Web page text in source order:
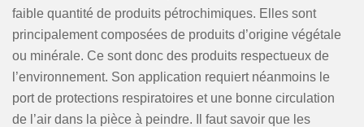
faible quantité de produits pétrochimiques. Elles sont
principalement composées de produits d’origine végétale
ou minérale. Ce sont donc des produits respectueux de
l’environnement. Son application requiert néanmoins le
port de protections respiratoires et une bonne circulation
de l’air dans la pièce à peindre. Il faut savoir que les